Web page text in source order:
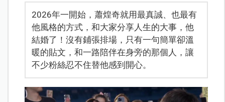
2026年一開始，蕭煌奇就用最真誠、也最有
他風格的方式，和大家分享人生的大事，他
結婚了！沒有鋪張排場，只有一句簡單卻溫
暖的貼文，和一路陪伴在身旁的那個人，讓
不少粉絲忍不住替他感到開心。